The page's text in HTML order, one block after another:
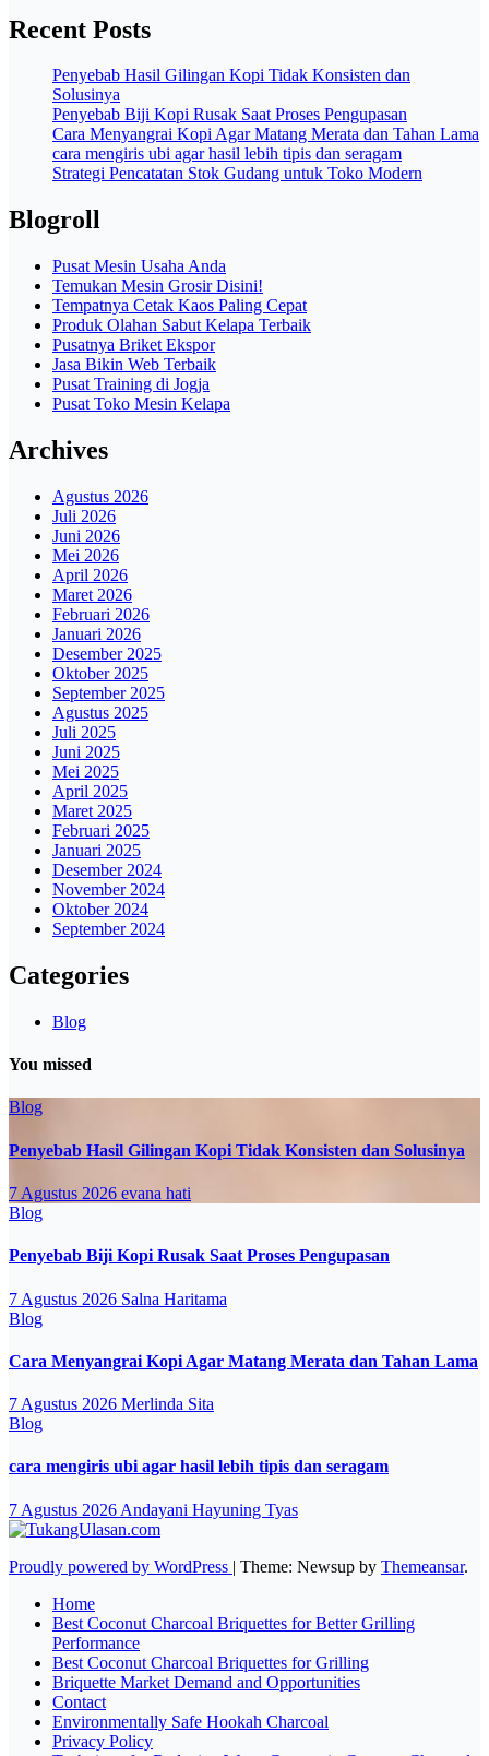
Recent Posts
Penyebab Hasil Gilingan Kopi Tidak Konsisten dan
Solusinya
Penyebab Biji Kopi Rusak Saat Proses Pengupasan
Cara Menyangrai Kopi Agar Matang Merata dan Tahan Lama
cara mengiris ubi agar hasil lebih tipis dan seragam
Strategi Pencatatan Stok Gudang untuk Toko Modern
Blogroll
Pusat Mesin Usaha Anda
Temukan Mesin Grosir Disini!
Tempatnya Cetak Kaos Paling Cepat
Produk Olahan Sabut Kelapa Terbaik
Pusatnya Briket Ekspor
Jasa Bikin Web Terbaik
Pusat Training di Jogja
Pusat Toko Mesin Kelapa
Archives
Agustus 2026
Juli 2026
Juni 2026
Mei 2026
April 2026
Maret 2026
Februari 2026
Januari 2026
Desember 2025
Oktober 2025
September 2025
Agustus 2025
Juli 2025
Juni 2025
Mei 2025
April 2025
Maret 2025
Februari 2025
Januari 2025
Desember 2024
November 2024
Oktober 2024
September 2024
Categories
Blog
You missed
Blog
Penyebab Hasil Gilingan Kopi Tidak Konsisten dan Solusinya
7 Agustus 2026 evana hati
Blog
Penyebab Biji Kopi Rusak Saat Proses Pengupasan
7 Agustus 2026 Salna Haritama
Blog
Cara Menyangrai Kopi Agar Matang Merata dan Tahan Lama
7 Agustus 2026 Merlinda Sita
Blog
cara mengiris ubi agar hasil lebih tipis dan seragam
7 Agustus 2026 Andayani Hayuning Tyas
Proudly powered by WordPress | Theme: Newsup by Themeansar.
Home
Best Coconut Charcoal Briquettes for Better Grilling
Performance
Best Coconut Charcoal Briquettes for Grilling
Briquette Market Demand and Opportunities
Contact
Environmentally Safe Hookah Charcoal
Privacy Policy